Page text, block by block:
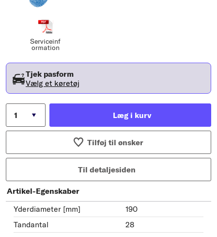
Serviceinf
ormation
Tjek pasform
Vælg et køretøj
Læg i kurv
Tilføj til ønsker
Til detaljesiden
Artikel-Egenskaber
Yderdiameter [mm]
190
Tandantal
28